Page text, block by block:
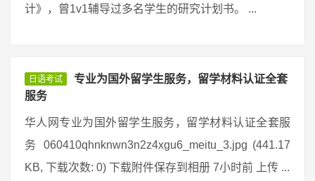
计》，曾1v1辅导过多名学生的研究计划书。 ...
日语考试
专业为国外留学生服务，留学材料认证全套
服务
华人网专业为国外留学生服务，留学材料认证全套服
务 060410qhnknwn3n2z4xgu6_meitu_3.jpg (441.17
KB, 下载次数: 0) 下载附件保存到相册 7小时前 上传 ...